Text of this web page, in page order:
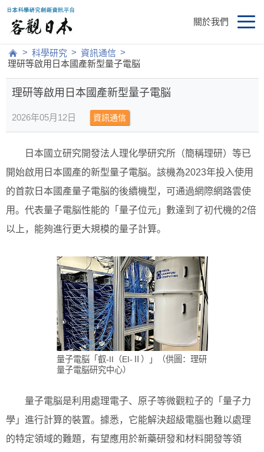
關於我們
> 科學研究 > 資訊通信 >
理研等啟用日本國產新型量子電脳
理研等啟用日本國產新型量子電脳
2026年05月12日 資訊通信
日本國立研究開發法人理化學研究所（簡稱理研）等已
開始啟用日本國產的新型量子電脳。該機為2023年投入使用
的首款日本國產量子電脳的後續機型，可通過網際網路雲使
用。代表量子電脳性能的「量子位元」數達到了初代機的2倍
以上，能夠進行更大規模的量子計算。
量子電脳「叡-II（EI-Ⅱ）」（供圖：理研
量子電脳研究中心）
量子電脳是利用處理電子、原子等微觀粒子的「量子力
學」進行計算的裝置。據悉，它能解決超級電腦也難以處理
的特定領域的難題，有望應用於新藥研發和材料開發等領